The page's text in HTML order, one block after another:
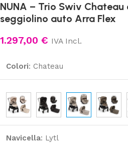
NUNA – Trio Swiv
seggiolino auto Arra Flex
1.297,00 € IVA Incl.
Colori: Chateau
Navicella: Lytl